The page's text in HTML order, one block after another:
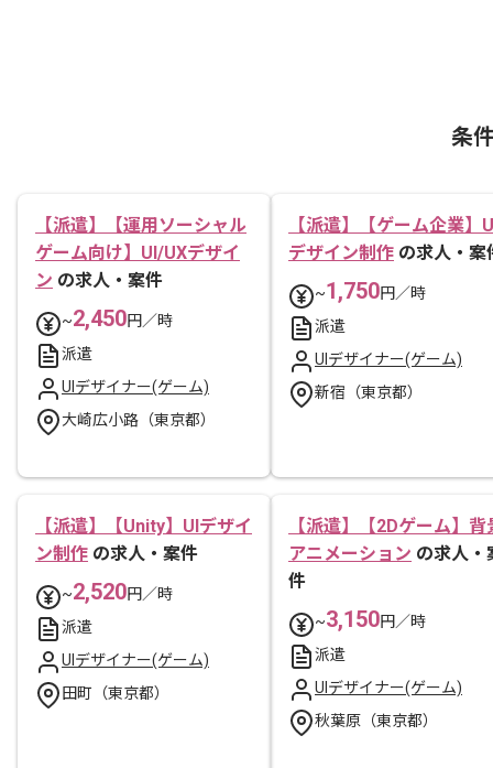
条
【派遣】【運用ソーシャル
ゲーム向け】UI/UXデザイ
ン の求人・案件
~2,450円／時
派遣
UIデザイナー(ゲーム)
大崎広小路（東京都）
【派遣】【ゲーム企業】
デザイン制作 の求人・案
~1,750円／時
派遣
UIデザイナー(ゲーム)
新宿（東京都）
【派遣】【Unity】UIデザイ
ン制作 の求人・案件
~2,520円／時
派遣
UIデザイナー(ゲーム)
田町（東京都）
【派遣】【2Dゲーム】背
アニメーション の求人・
件
~3,150円／時
派遣
UIデザイナー(ゲーム)
秋葉原（東京都）